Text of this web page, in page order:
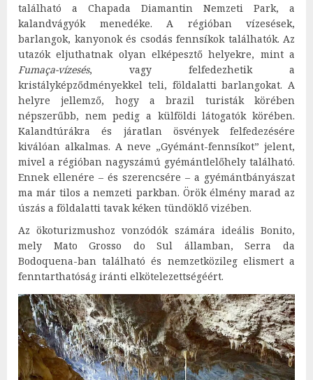
található a Chapada Diamantin Nemzeti Park, a
kalandvágyók menedéke. A régióban vízesések,
barlangok, kanyonok és csodás fennsíkok találhatók. Az
utazók eljuthatnak olyan elképesztő helyekre, mint a
Fumaça-vízesés, vagy felfedezhetik a
kristályképződményekkel teli, földalatti barlangokat. A
helyre jellemző, hogy a brazil turisták körében
népszerűbb, nem pedig a külföldi látogatók körében.
Kalandtúrákra és járatlan ösvények felfedezésére
kiválóan alkalmas. A neve „Gyémánt-fennsíkot” jelent,
mivel a régióban nagyszámú gyémántlelőhely található.
Ennek ellenére – és szerencsére – a gyémántbányászat
ma már tilos a nemzeti parkban. Örök élmény marad az
úszás a földalatti tavak kéken tündöklő vizében.
Az ökoturizmushoz vonzódók számára ideális Bonito,
mely Mato Grosso do Sul államban, Serra da
Bodoquena-ban található és nemzetközileg elismert a
fenntarthatóság iránti elkötelezettségéért.